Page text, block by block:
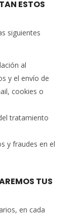
ESTOS
siguientes
al
y el envío de
cookies o
tratamiento
y fraudes en el
TUS
en cada